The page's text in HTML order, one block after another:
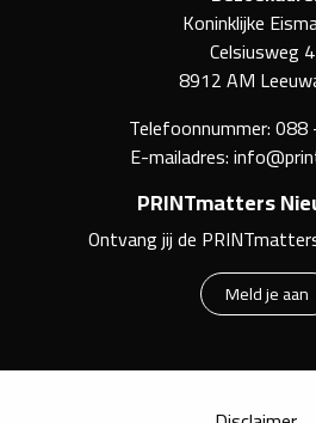
Koninklijke
Celsiusweg
8912 AM
Telefoonnummer:088
E-mailadres:
PRINTmatters
Ontvang jij de
Meld je aan